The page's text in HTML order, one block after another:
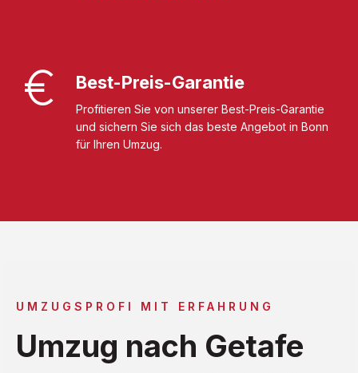
Best-Preis-Garantie
Profitieren Sie von unserer Best-Preis-Garantie
und sichern Sie sich das beste Angebot in Bonn
für Ihren Umzug.
UMZUGSPROFI MIT ERFAHRUNG
Umzug nach Getafe